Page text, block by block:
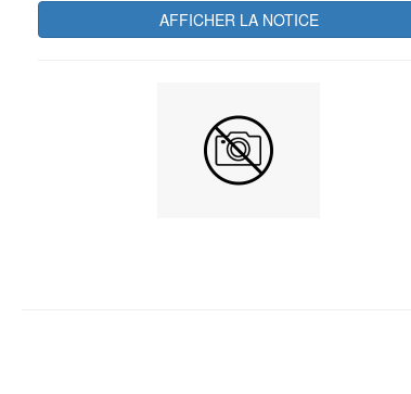
AFFICHER LA NOTICE